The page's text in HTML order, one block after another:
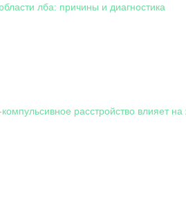
лба: причины и диагностика
расстройство влияет на